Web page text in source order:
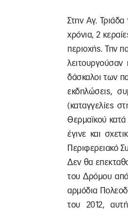
Στην Αγ.
χρόνια, 2
περιοχής. Την
δάσκαλοι των
εκδηλώσεις,
(καταγγελίες
Θερμαϊκού
έγινε και
Περιφερειακό
Δεν θα
του Δρόμου
αρμόδια
του 2012,